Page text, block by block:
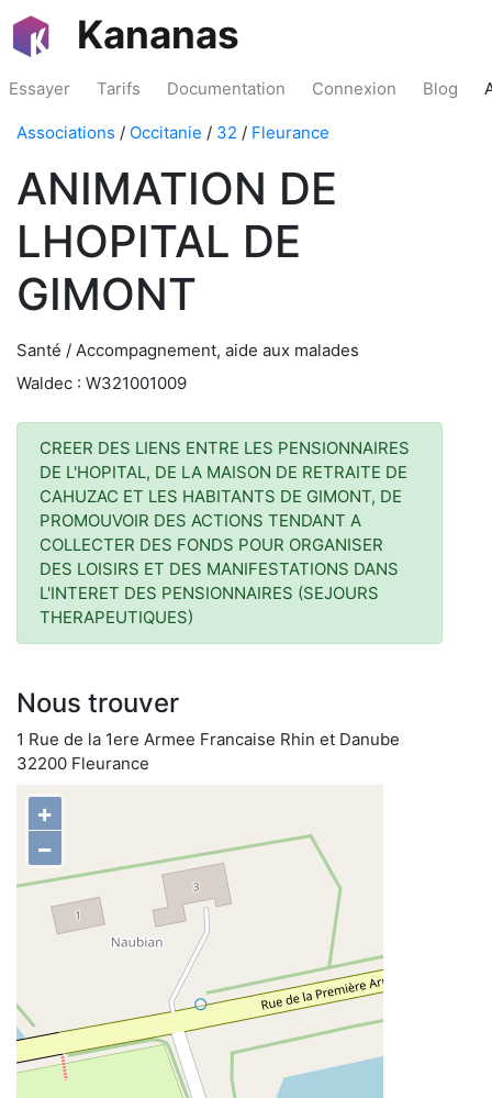
Kananas
Essayer Tarifs Documentation Connexion Blog
Associations / Occitanie / 32 / Fleurance
ANIMATION DE
LHOPITAL DE
GIMONT
Santé / Accompagnement, aide aux malades
Waldec : W321001009
CREER DES LIENS ENTRE LES PENSIONNAIRES
DE L'HOPITAL, DE LA MAISON DE RETRAITE DE
CAHUZAC ET LES HABITANTS DE GIMONT, DE
PROMOUVOIR DES ACTIONS TENDANT A
COLLECTER DES FONDS POUR ORGANISER
DES LOISIRS ET DES MANIFESTATIONS DANS
L'INTERET DES PENSIONNAIRES (SEJOURS
THERAPEUTIQUES)
Nous trouver
1 Rue de la 1ere Armee Francaise Rhin et Danube
32200 Fleurance
+
−